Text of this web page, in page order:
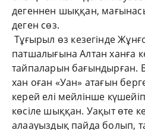
дегеннен шыққан, мағынасы
деген сөз.
Тұғырыл өз кезегінде
патшалығына Алтан ханға
тайпаларын бағындырған.
хан оған «Уан» атағын
керей елі мейлінше
көсіле шыққан. Уақыт өте
алаауыздық пайда болып,